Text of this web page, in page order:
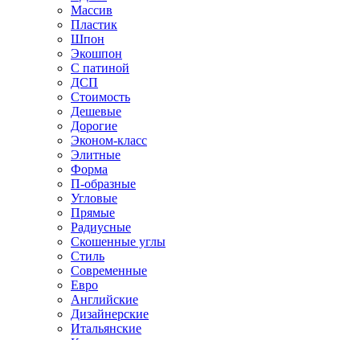
Массив
Пластик
Шпон
Экошпон
С патиной
ДСП
Стоимость
Дешевые
Дорогие
Эконом-класс
Элитные
Форма
П-образные
Угловые
Прямые
Радиусные
Скошенные углы
Стиль
Современные
Евро
Английские
Дизайнерские
Итальянские